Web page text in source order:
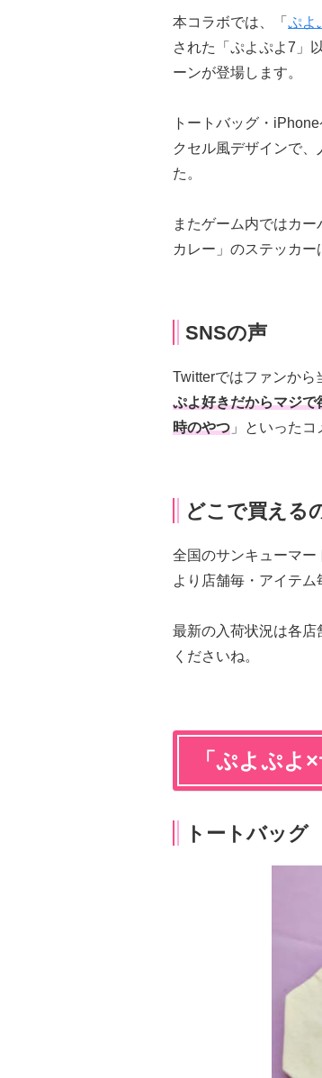
本コラボでは、「 ぷよ
された「ぷよぷよ7」
ーンが登場します。
トートバッグ・
クセル風デザインで、
た。
またゲーム内ではカ
カレー」のステッカー
SNSの声
Twitterではファンから
ぷよ好きだからマジで
時のやつ 」といった
どこで買える
全国のサンキューマ
より店舗毎・アイテム
最新の入荷状況は各店
くださいね。
「ぷよぷよ
トートバッグ